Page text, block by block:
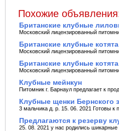
Похожие
Британские клубные
Московский лицензированный
Британские клубные
Московский лицензированный
Британские клубные
Московский лицензированный
Клубные мейнкун
Питомник г. Барнаул предлагает к
Клубные щенки Бернского
3 мальчика д. р. 15. 06. 2021 Готовы к
Предлагаются к резерву
25. 08. 2021 у нас родились шикарные